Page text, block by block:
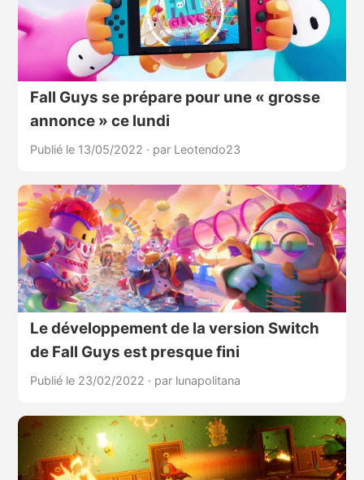
Fall Guys se prépare pour une « grosse
annonce » ce lundi
Publié le 13/05/2022 · par Leotendo23
Le développement de la version Switch
de Fall Guys est presque fini
Publié le 23/02/2022 · par lunapolitana